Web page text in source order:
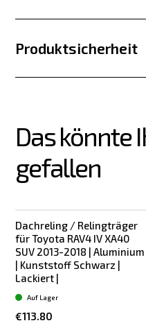
Produktsicherheit
Das könnte
gefallen
Dachreling / Relingträger
für Toyota RAV4 IV XA40
SUV 2013-2018 | Aluminium
| Kunststoff Schwarz |
Lackiert |
€113.80
Auf Lager